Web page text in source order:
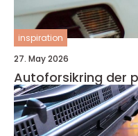
inspiration
27. May 2026
Autoforsikring der